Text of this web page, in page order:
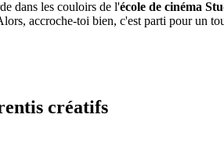
dans les couloirs de l'école de cinéma
accroche-toi bien, c'est parti pour un
créatifs